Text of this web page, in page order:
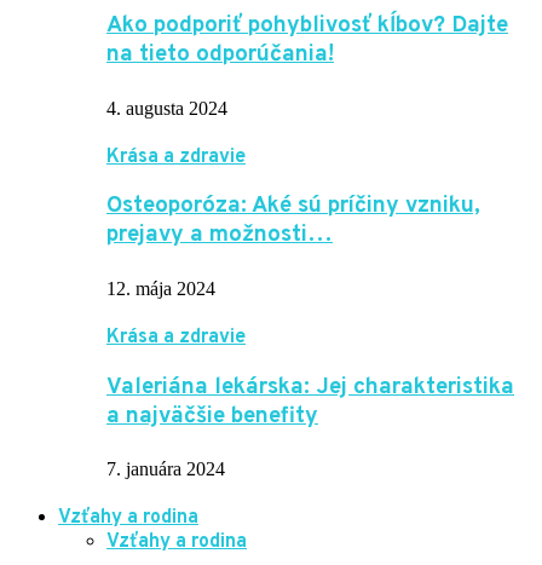
Ako podporiť pohyblivosť kĺbov? Dajte
na tieto odporúčania!
4. augusta 2024
Krása a zdravie
Osteoporóza: Aké sú príčiny vzniku,
prejavy a možnosti…
12. mája 2024
Krása a zdravie
Valeriána lekárska: Jej charakteristika
a najväčšie benefity
7. januára 2024
Vzťahy a rodina
Vzťahy a rodina